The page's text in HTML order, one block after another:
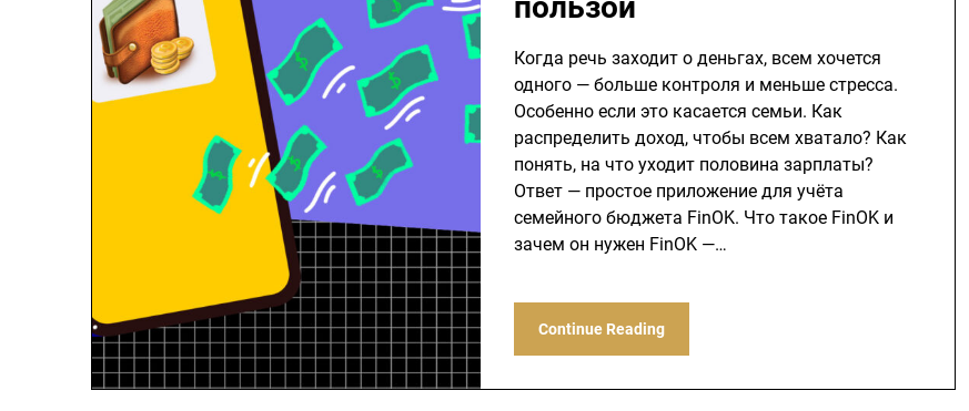
Когда речь заходит о деньгах, всем хочется
одного — больше контроля и меньше стресса.
Особенно если это касается семьи. Как
распределить доход, чтобы всем хватало? Как
понять, на что уходит половина зарплаты?
Ответ — простое приложение для учёта
семейного бюджета FinOK. Что такое FinOK и
зачем он нужен FinOK —…
Continue Reading